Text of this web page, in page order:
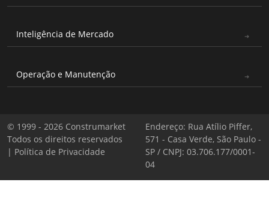
Inteligência de Mercado
Operação e Manutenção
© 1999 - 2026 Construmarket
Todos os direitos reservados
| Política de Privacidade
Endereço: Rua Atílio Piffer,
571 - Casa Verde, São Paulo -
SP / CNPJ: 03.706.177/0001-
04